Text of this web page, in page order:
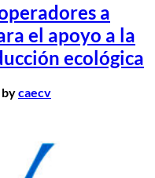
a
el apoyo a la
ecológica
bycaecv